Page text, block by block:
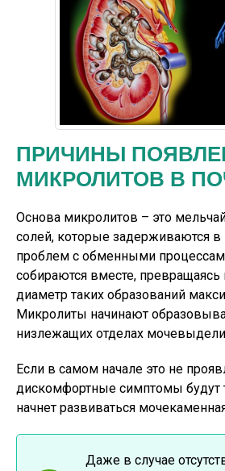
ПРИЧИНЫ
МИКРОЛИТОВ В
Основа микролитов – это
солей, которые задерживаются в
проблем с обменными
собираются вместе,
диаметр таких образований
Микролиты начинают
низлежащих отделах
Если в самом начале это не
дискомфортные симптомы будут
начнет развиваться
Даже в случае